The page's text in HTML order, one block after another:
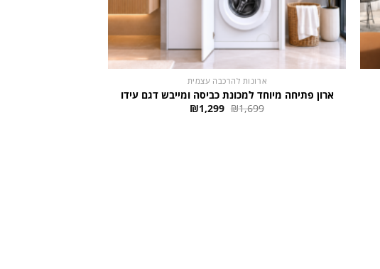
ארונות להרכבה עצמית
ארון פתיחה מיוחד למכונת כביסה ומייבש דגם עידו
₪1,699 המחיר
המקורי
₪1,299 המחיר